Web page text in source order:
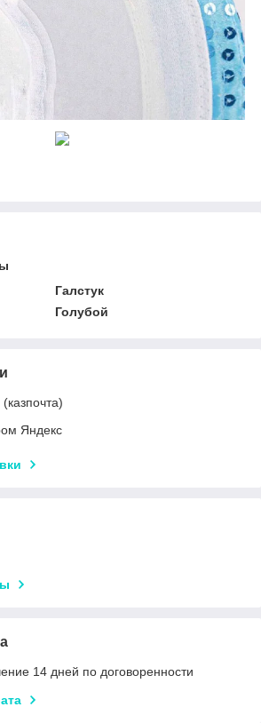
Галстук
Голубой
Яндекс
14 дней по договоренности